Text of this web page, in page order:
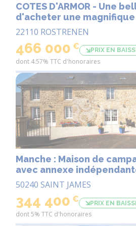
COTES D'ARMOR - Une
d'acheter une
du canal de Nantes-Brest,
Rostrenen
22110 ROSTRENEN
466 000 € PRIX EN
dont 4.57% TTC d'honoraires
Manche : Maison de
avec annexe
dépendances, située
hameau.
50240 SAINT JAMES
344 400 € PRIX EN
dont 5% TTC d'honoraires